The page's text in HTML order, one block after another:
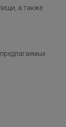
а также